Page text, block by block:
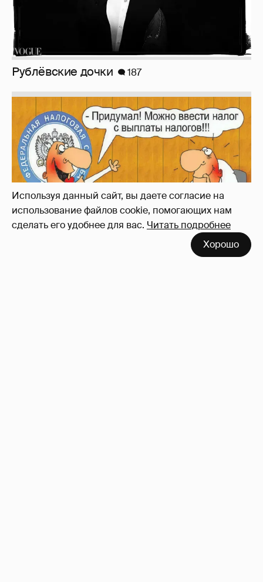
Используя данный сайт, вы даете согласие на
использование файлов cookie, помогающих нам
сделать его удобнее для вас. Читать подробнее
Хорошо
Зачем нам вообще платить налоги? (или:
как работают наши деньги, когда мы
заикаемся о защите прав)